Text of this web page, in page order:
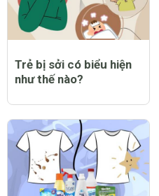
Trẻ bị sởi có biểu hiện
như thế nào?